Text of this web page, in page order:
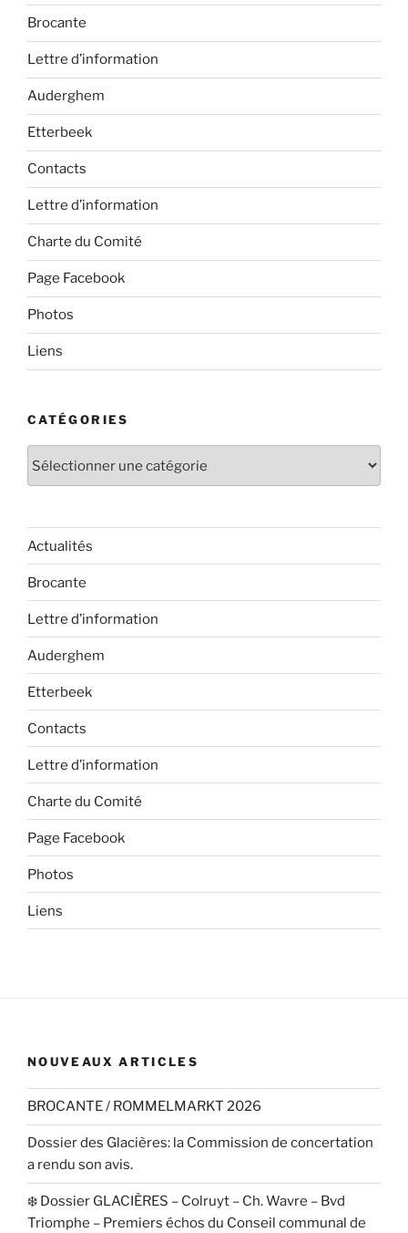
Brocante
Lettre d’information
Auderghem
Etterbeek
Contacts
Lettre d’information
Charte du Comité
Page Facebook
Photos
Liens
CATÉGORIES
Actualités
Brocante
Lettre d’information
Auderghem
Etterbeek
Contacts
Lettre d’information
Charte du Comité
Page Facebook
Photos
Liens
NOUVEAUX ARTICLES
BROCANTE / ROMMELMARKT 2026
Dossier des Glacières: la Commission de concertation
a rendu son avis.
❄️ Dossier GLACIÈRES – Colruyt – Ch. Wavre – Bvd
Triomphe – Premiers échos du Conseil communal de